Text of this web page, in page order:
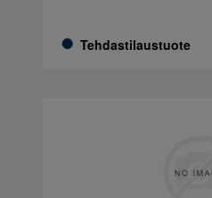
Tehdastilaustuote